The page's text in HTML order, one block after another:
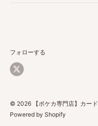
返品・返金について
配送について
お問い合わせ
フォローする
© 2026 【ポケカ専門店】カー
Powered by Shopify